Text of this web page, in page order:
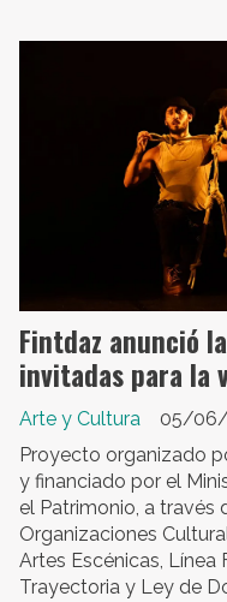
Fintdaz anunció
invitadas para la
Arte y Cultura
05/
Proyecto organizado
y financiado por el
el Patrimonio, a través
Organizaciones
Artes Escénicas, Línea
Trayectoria y Ley de